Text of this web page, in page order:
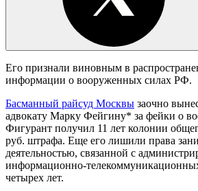
Его признали виновным в
информации о вооруженных силах РФ.
Басманный райсуд Москвы заочно
адвокату Марку Фейгину* за фейки о
Фигурант получил 11 лет колонии
руб. штрафа. Еще его лишили права
деятельностью, связанной с
информационно-
четырех лет.